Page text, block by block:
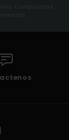
Condiciones